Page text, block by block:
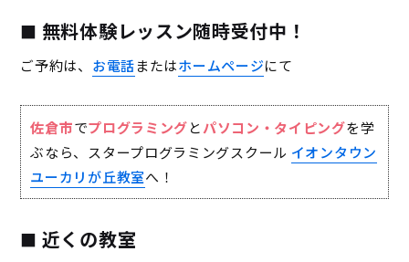
無料体験レッスン随時受付中！
ご予約は、 お電話またはホームページにて
佐倉市でプログラミングとパソコン・タイピングを学
ぶなら、スタープログラミングスクール イオンタウン
ユーカリが丘教室へ！
近くの教室